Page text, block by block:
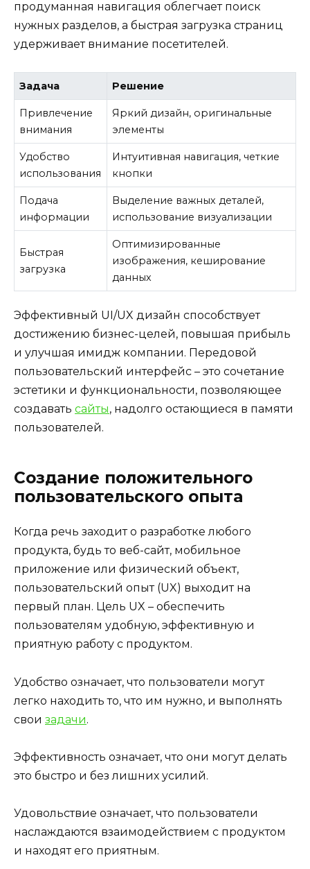
продуманная навигация облегчает поиск
нужных разделов, а быстрая загрузка страниц
удерживает внимание посетителей.
Задача Решение
Привлечение
внимания
Яркий дизайн, оригинальные
элементы
Удобство
использования
Интуитивная навигация, четкие
кнопки
Подача
информации
Выделение важных деталей,
использование визуализации
Быстрая
загрузка
Оптимизированные
изображения, кеширование
данных
Эффективный UI/UX дизайн способствует
достижению бизнес-целей, повышая прибыль
и улучшая имидж компании. Передовой
пользовательский интерфейс – это сочетание
эстетики и функциональности, позволяющее
создавать сайты, надолго остающиеся в памяти
пользователей.
Создание положительного
пользовательского опыта
Когда речь заходит о разработке любого
продукта, будь то веб-сайт, мобильное
приложение или физический объект,
пользовательский опыт (UX) выходит на
первый план. Цель UX – обеспечить
пользователям удобную, эффективную и
приятную работу с продуктом.
Удобство означает, что пользователи могут
легко находить то, что им нужно, и выполнять
свои задачи.
Эффективность означает, что они могут делать
это быстро и без лишних усилий.
Удовольствие означает, что пользователи
наслаждаются взаимодействием с продуктом
и находят его приятным.